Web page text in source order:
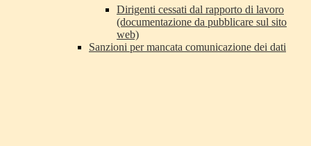
Dirigenti cessati dal rapporto di lavoro
(documentazione da pubblicare sul sito
web)
Sanzioni per mancata comunicazione dei dati